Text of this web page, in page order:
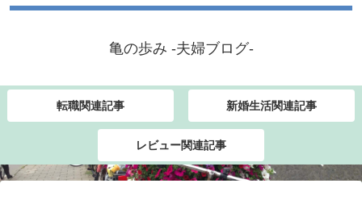
亀の歩み -夫婦ブログ-
転職関連記事 新婚生活関連記事
レビュー関連記事